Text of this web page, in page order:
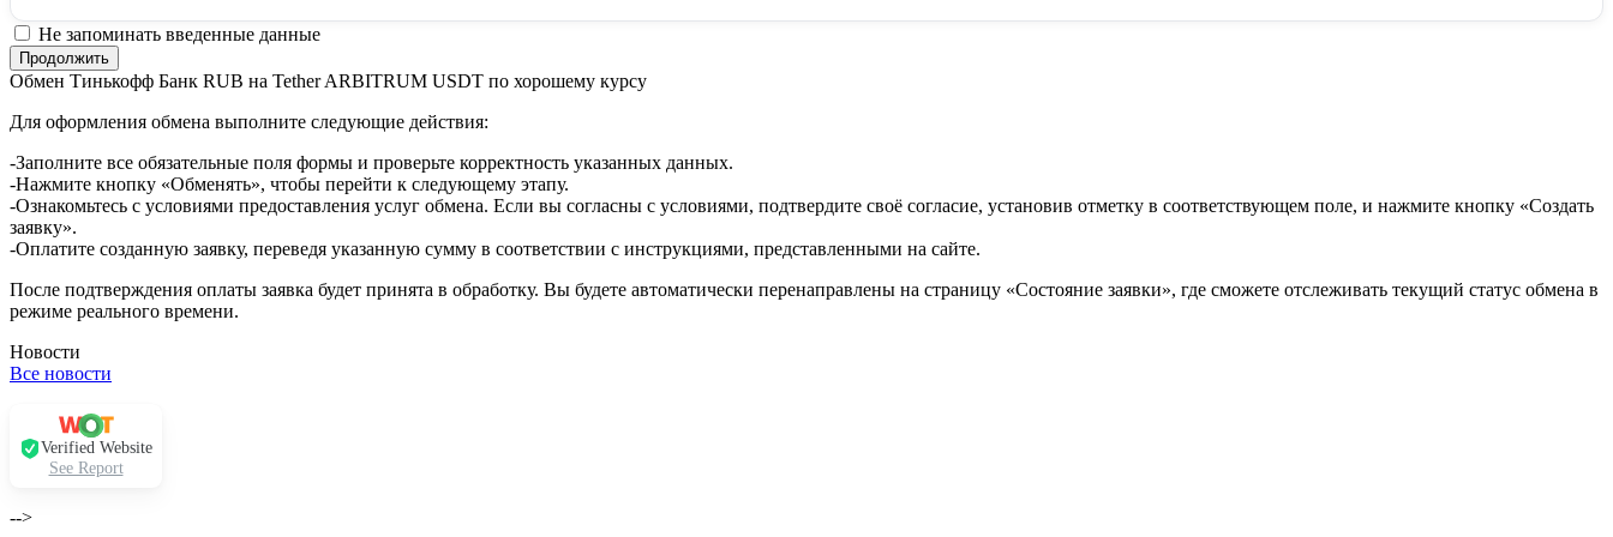
Не запоминать введенные данные
Обмен Тинькофф Банк RUB на Tether ARBITRUM USDT по хорошему курсу
Для оформления обмена выполните следующие действия:
-Заполните все обязательные поля формы и проверьте корректность указанных данных.
-Нажмите кнопку «Обменять», чтобы перейти к следующему этапу.
-Ознакомьтесь с условиями предоставления услуг обмена. Если вы согласны с условиями, подтвердите своё согласие, установив отметку в соответствующем поле, и нажмите кнопку «Создать
заявку».
-Оплатите созданную заявку, переведя указанную сумму в соответствии с инструкциями, представленными на сайте.
После подтверждения оплаты заявка будет принята в обработку. Вы будете автоматически перенаправлены на страницу «Состояние заявки», где сможете отслеживать текущий статус обмена в
режиме реального времени.
Новости
Все новости
Verified Website
See Report
-->